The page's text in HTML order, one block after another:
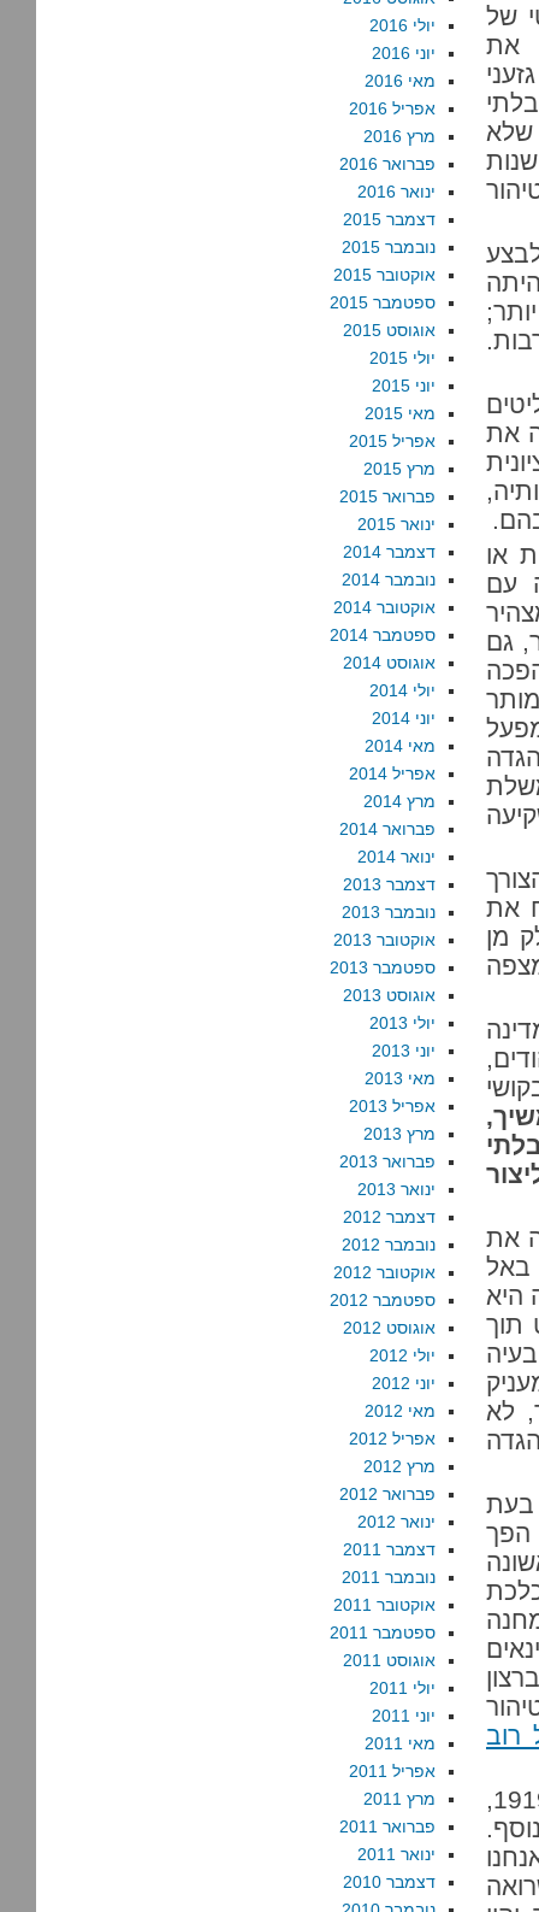
של
את
שלא
לבצע
את
או
עם
גם
את
מן
את
באל
היא
תוך
לא
בעת
הפך
רוב
אבל – למרבה המזל – אנחנו לא ב-1948, אפילו לא ב-1919,
נוסף.
יולי 2016
יוני 2016
מאי 2016
אפריל 2016
מרץ 2016
פברואר 2016
ינואר 2016
דצמבר 2015
נובמבר 2015
אוקטובר 2015
ספטמבר 2015
אוגוסט 2015
יולי 2015
יוני 2015
מאי 2015
אפריל 2015
מרץ 2015
פברואר 2015
ינואר 2015
דצמבר 2014
נובמבר 2014
אוקטובר 2014
ספטמבר 2014
אוגוסט 2014
יולי 2014
יוני 2014
מאי 2014
אפריל 2014
מרץ 2014
פברואר 2014
ינואר 2014
דצמבר 2013
נובמבר 2013
אוקטובר 2013
ספטמבר 2013
אוגוסט 2013
יולי 2013
יוני 2013
מאי 2013
אפריל 2013
מרץ 2013
פברואר 2013
ינואר 2013
דצמבר 2012
נובמבר 2012
אוקטובר 2012
ספטמבר 2012
אוגוסט 2012
יולי 2012
יוני 2012
מאי 2012
אפריל 2012
מרץ 2012
פברואר 2012
ינואר 2012
דצמבר 2011
נובמבר 2011
אוקטובר 2011
ספטמבר 2011
אוגוסט 2011
יולי 2011
יוני 2011
מאי 2011
אפריל 2011
מרץ 2011
פברואר 2011
ינואר 2011
דצמבר 2010